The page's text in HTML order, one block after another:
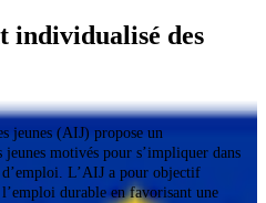
individualisé des
jeunes (AIJ) propose un
jeunes motivés pour s’impliquer dans
d’emploi. L’AIJ a pour objectif
l’emploi durable en favorisant une